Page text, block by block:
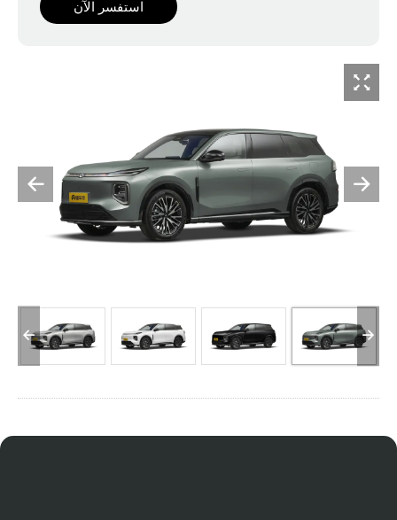
استفسر الآن